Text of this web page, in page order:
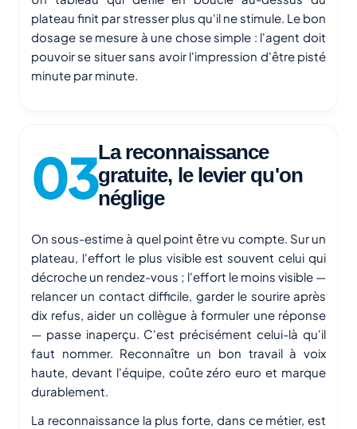
plateau finit par stresser plus qu'il ne stimule. Le bon
dosage se mesure à une chose simple : l'agent doit
pouvoir se situer sans avoir l'impression d'être pisté
minute par minute.
La reconnaissance
gratuite, le levier qu'on
néglige
On sous-estime à quel point être vu compte. Sur un
plateau, l'effort le plus visible est souvent celui qui
décroche un rendez-vous ; l'effort le moins visible —
relancer un contact difficile, garder le sourire après
dix refus, aider un collègue à formuler une réponse
— passe inaperçu. C'est précisément celui-là qu'il
faut nommer. Reconnaître un bon travail à voix
haute, devant l'équipe, coûte zéro euro et marque
durablement.
La reconnaissance la plus forte, dans ce métier, est